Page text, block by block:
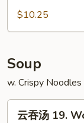
Cajun
Fried
Tofu
$10.25
Soup
w. Crispy Noodles
云
云吞汤 19.